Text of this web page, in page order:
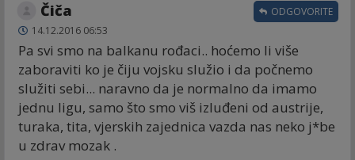
Čiča
14.12.2016 06:53
Pa svi smo na balkanu rođaci.. hoćemo li više
zaboraviti ko je čiju vojsku služio i da počnemo
služiti sebi... naravno da je normalno da imamo
jednu ligu, samo što smo viš izluđeni od austrije,
turaka, tita, vjerskih zajednica vazda nas neko j*be
u zdrav mozak .
ODGOVORITE